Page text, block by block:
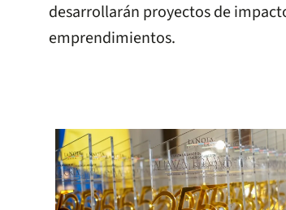
desarrollarán proyectos de
emprendimientos.